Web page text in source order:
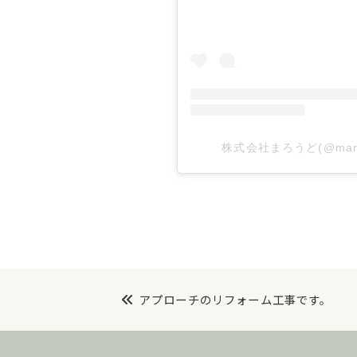
株式会社まろうど
アプローチのリフォーム工事です。